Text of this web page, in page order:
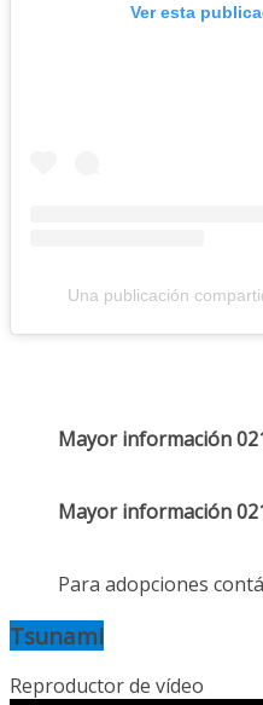
Ver esta
Una publicación
Mayor información
Mayor información
Para adopciones
Tsunami
Reproductor de vídeo